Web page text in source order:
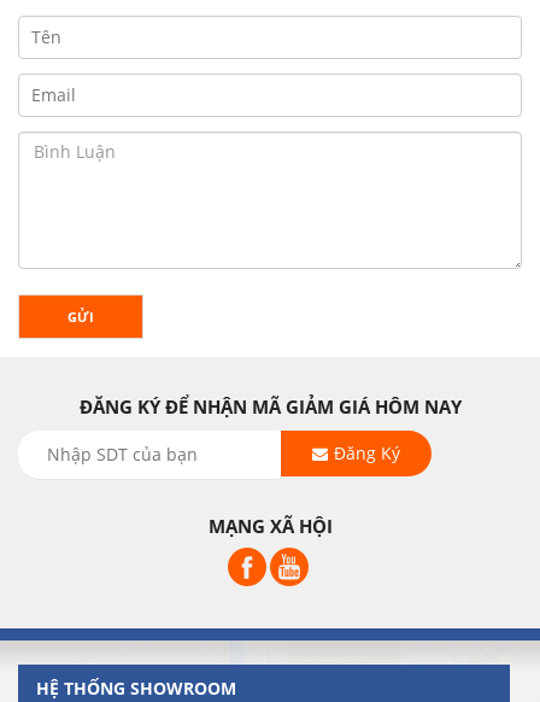
GỬI
ĐĂNG KÝ ĐỂ NHẬN MÃ GIẢM GIÁ HÔM NAY
Đăng Ký
MẠNG XÃ HỘI
HỆ THỐNG SHOWROOM